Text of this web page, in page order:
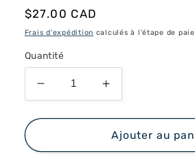
Prix
habituel
$27.00 CAD
Frais d'expédition calculés à l'étape de
Quantité
Réduire
la
quantité
Thé
Augmenter
la
quantité
de
Thé
Ajouter au